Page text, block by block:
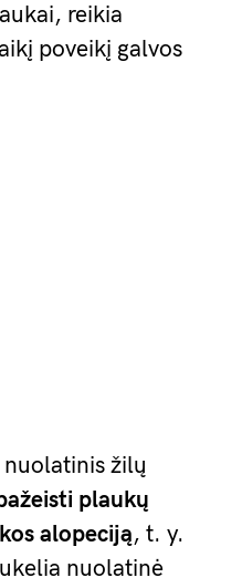
reikia
poveikį galvos
žilų
plaukų
alopeciją, t. y.
nuolatinė